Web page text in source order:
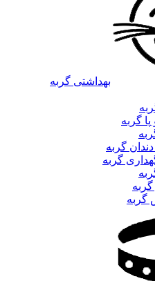
بهداشتی گربه
گربه
گربه
گربه
گربه